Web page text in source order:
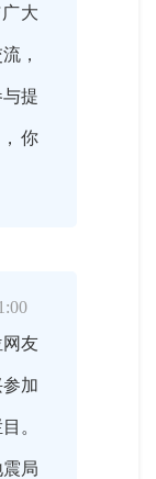
大
，
提
你
网友
加
。
局